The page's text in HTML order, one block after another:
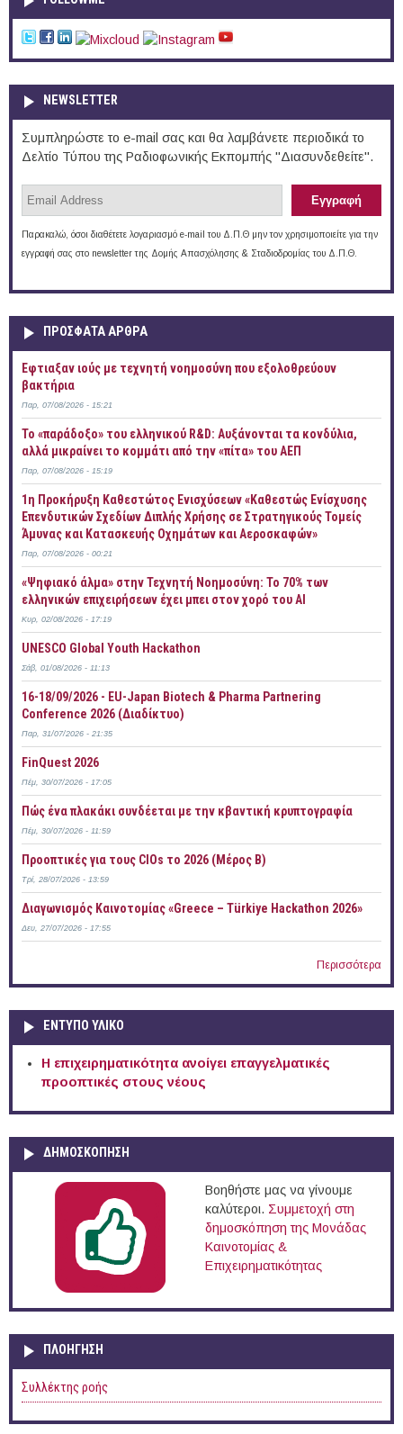
NEWSLETTER
Συμπληρώστε το e-mail σας και θα λαμβάνετε περιοδικά το
Δελτίο Τύπου της Ραδιοφωνικής Εκπομπής "Διασυνδεθείτε".
Παρακαλώ, όσοι διαθέτετε λογαριασμό e-mail του Δ.Π.Θ μην τον χρησιμοποιείτε για την
εγγραφή σας στο newsletter της Δομής Απασχόλησης & Σταδιοδρομίας του Δ.Π.Θ.
ΠΡOΣΦΑΤΑ AΡΘΡΑ
Έφτιαξαν ιούς με τεχνητή νοημοσύνη που εξολοθρεύουν
βακτήρια
Παρ, 07/08/2026 - 15:21
Το «παράδοξο» του ελληνικού R&D: Αυξάνονται τα κονδύλια,
αλλά μικραίνει το κομμάτι από την «πίτα» του ΑΕΠ
Παρ, 07/08/2026 - 15:19
1η Προκήρυξη Καθεστώτος Ενισχύσεων «Καθεστώς Ενίσχυσης
Επενδυτικών Σχεδίων Διπλής Χρήσης σε Στρατηγικούς Τομείς
Άμυνας και Κατασκευής Οχημάτων και Αεροσκαφών»
Παρ, 07/08/2026 - 00:21
«Ψηφιακό άλμα» στην Τεχνητή Νοημοσύνη: Το 70% των
ελληνικών επιχειρήσεων έχει μπει στον χορό του AI
Κυρ, 02/08/2026 - 17:19
UNESCO Global Youth Hackathon
Σάβ, 01/08/2026 - 11:13
16-18/09/2026 - EU-Japan Biotech & Pharma Partnering
Conference 2026 (Διαδίκτυο)
Παρ, 31/07/2026 - 21:35
FinQuest 2026
Πέμ, 30/07/2026 - 17:05
Πώς ένα πλακάκι συνδέεται με την κβαντική κρυπτογραφία
Πέμ, 30/07/2026 - 11:59
Προοπτικές για τους CIOs το 2026 (Μέρος Β)
Τρί, 28/07/2026 - 13:59
Διαγωνισμός Καινοτομίας «Greece – Türkiye Hackathon 2026»
Δευ, 27/07/2026 - 17:55
Περισσότερα
ΕΝΤΥΠΟ ΥΛΙΚΟ
Η επιχειρηματικότητα ανοίγει επαγγελματικές
προοπτικές στους νέους
ΔΗΜΟΣΚΟΠΗΣΗ
Βοηθήστε μας να γίνουμε
καλύτεροι. Συμμετοχή στη
δημοσκόπηση της Μονάδας
Καινοτομίας &
Επιχειρηματικότητας
ΠΛΟΉΓΗΣΗ
Συλλέκτης ροής